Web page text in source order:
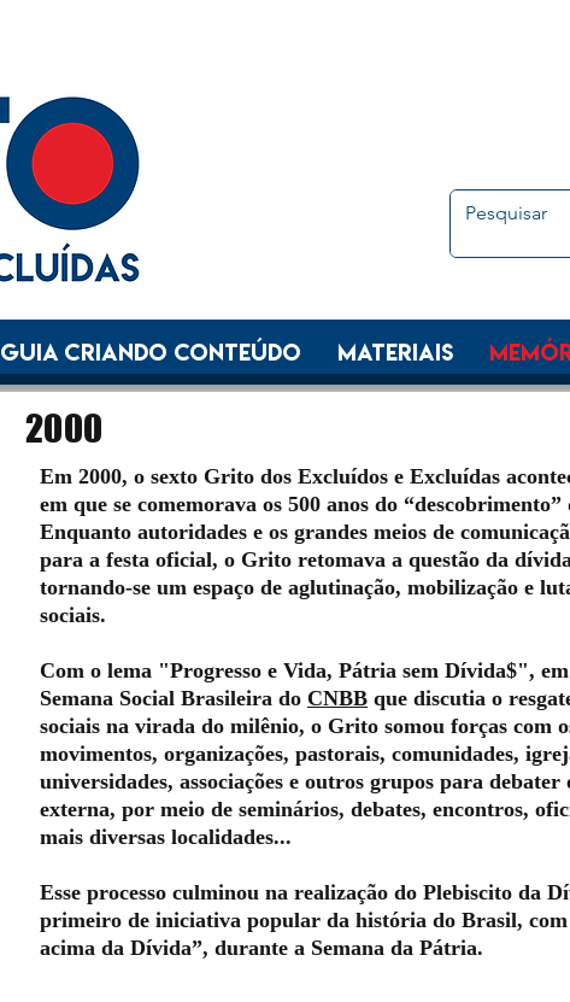
GUIA CRIANDO CONTEÚDO Materiais
2000
Em 2000, o sexto Grito dos Excluídos e Excluídas
em que se comemorava os 500 anos do
Enquanto autoridades e os grandes meios de
para a festa oficial, o Grito retomava a questão da
tornando-se um espaço de aglutinação, mobilização e
sociais.
Com o lema "Progresso e Vida, Pátria sem Dívida$",
Semana Social Brasileira do CNBB que discutia o
sociais na virada do milênio, o Grito somou forças com
movimentos, organizações, pastorais, comunidades,
universidades, associações e outros grupos para
externa, por meio de seminários, debates, encontros,
mais diversas localidades...
Esse processo culminou na realização do Plebiscito da
primeiro de iniciativa popular da história do Brasil,
acima da Dívida”, durante a Semana da Pátria.